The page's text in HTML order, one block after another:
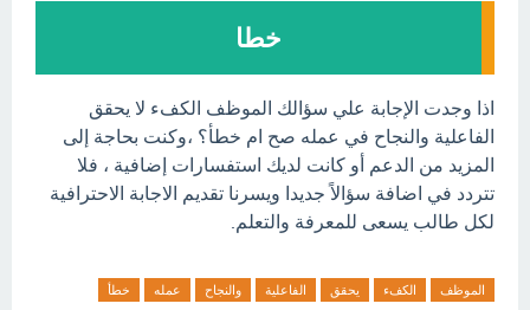
خطا
اذا وجدت الإجابة علي سؤالك الموظف الكفء لا يحقق
الفاعلية والنجاح في عمله صح ام خطأ؟ ،وكنت بحاجة إلى
المزيد من الدعم أو كانت لديك استفسارات إضافية ، فلا
تتردد في اضافة سؤالاً جديدا ويسرنا تقديم الاجابة الاحترافية
لكل طالب يسعى للمعرفة والتعلم.
الموظف الكفء يحقق الفاعلية والنجاح عمله خطأ